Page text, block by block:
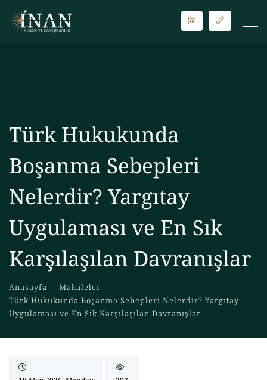
Türk Hukukunda
Boşanma Sebepleri
Nelerdir? Yargıtay
Uygulaması ve En Sık
Karşılaşılan Davranışlar
Anasayfa
Makaleler
Türk Hukukunda Boşanma Sebepleri Nelerdir? Yargıtay
Uygulaması ve En Sık Karşılaşılan Davranışlar